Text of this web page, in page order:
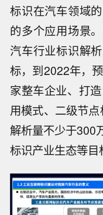
标识在汽车领域
的多个应用场景
汽车行业标识解
标，到2022年，
家整车企业、打
用模式、二级节
解析量不少于300
标识产业生态等目